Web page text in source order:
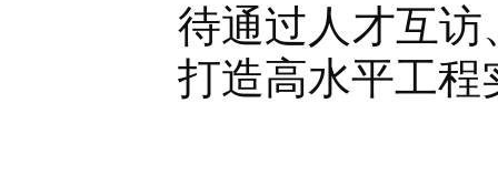
待通过人才互
打造高水平工程